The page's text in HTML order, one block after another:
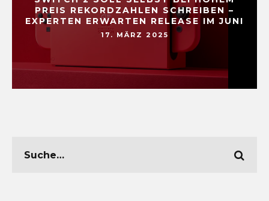
PREIS REKORDZAHLEN SCHREIBEN –
EXPERTEN ERWARTEN RELEASE IM JUNI
17. MÄRZ 2025